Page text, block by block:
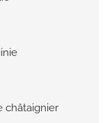
châtaignier